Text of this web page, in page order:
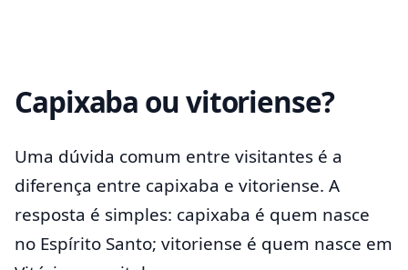
Capixaba ou vitoriense?
Uma dúvida comum entre visitantes é a
diferença entre capixaba e vitoriense. A
resposta é simples: capixaba é quem nasce
no Espírito Santo; vitoriense é quem nasce em